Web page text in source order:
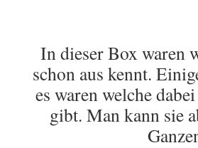
In dieser Box waren
schon aus kennt.
es waren welche
gibt. Man kann sie